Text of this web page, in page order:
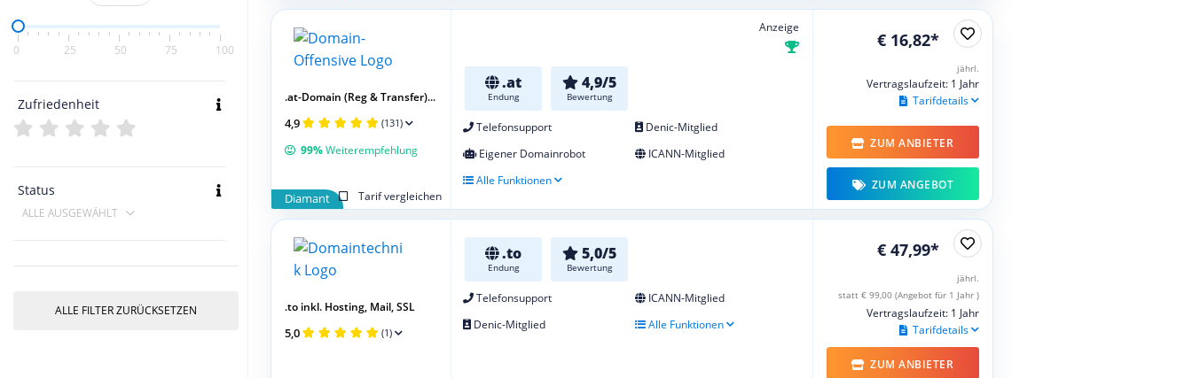
0 25 50 75 100
Zufriedenheit
Status
ALLE AUSGEWÄHLT
ALLE FILTER ZURÜCKSETZEN
Anzeige
.at
Endung
4,9/5
Bewertung
Telefonsupport
Denic-Mitglied
Eigener Domainrobot
ICANN-Mitglied
Alle Funktionen
Diamant
Tarif vergleichen
.at-Domain (Reg & Transfer)...
4,9 (131)
99%Weiterempfehlung
€ 16,82*
jährl.
Vertragslaufzeit: 1 Jahr
Tarifdetails
ZUM ANBIETER
ZUM ANGEBOT
.to
Endung
5,0/5
Bewertung
Telefonsupport
ICANN-Mitglied
Denic-Mitglied
Alle Funktionen
.to inkl. Hosting, Mail, SSL
5,0 (1)
€ 47,99*
jährl.
statt € 99,00 (Angebot für 1 Jahr )
Vertragslaufzeit: 1 Jahr
Tarifdetails
ZUM ANBIETER